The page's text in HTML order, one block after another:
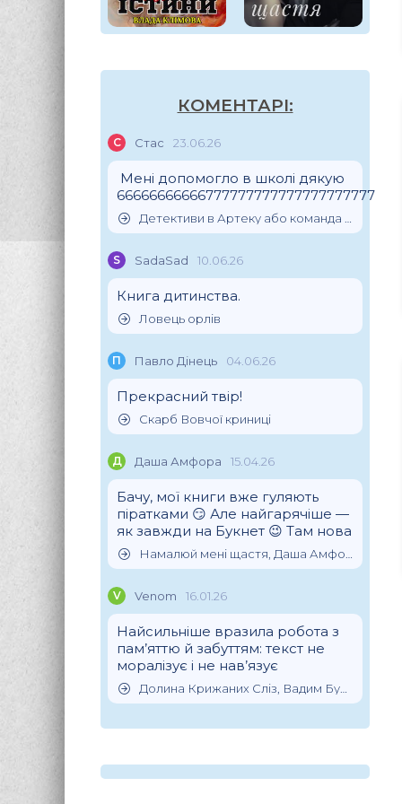
КОМЕНТАРІ:
С Стас 23.06.26
Мені допомогло в школі дякую
66666666666777777777777777777777
Детективи в Артеку або команда скарбошукачів
S SadaSad 10.06.26
Книга дитинства.
Ловець орлів
П Павло Дінець 04.06.26
Прекрасний твір!
Скарб Вовчої криниці
Д Даша Амфора 15.04.26
Бачу, мої книги вже гуляють
піратками 😏 Але найгарячіше —
як завжди на Букнет 😉 Там нова
Намалюй мені щастя, Даша Амфора
V Venom 16.01.26
Найсильніше вразила робота з
пам’яттю й забуттям: текст не
моралізує і не нав’язує
Долина Крижаних Сліз, Вадим Булава